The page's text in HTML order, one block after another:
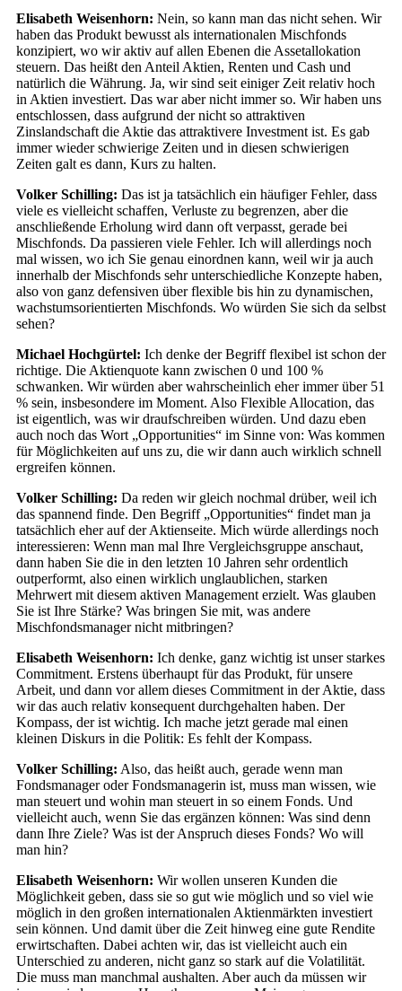
Elisabeth Weisenhorn: Nein, so kann man das nicht sehen. Wir
haben das Produkt bewusst als internationalen Mischfonds
konzipiert, wo wir aktiv auf allen Ebenen die Assetallokation
steuern. Das heißt den Anteil Aktien, Renten und Cash und
natürlich die Währung. Ja, wir sind seit einiger Zeit relativ hoch
in Aktien investiert. Das war aber nicht immer so. Wir haben uns
entschlossen, dass aufgrund der nicht so attraktiven
Zinslandschaft die Aktie das attraktivere Investment ist. Es gab
immer wieder schwierige Zeiten und in diesen schwierigen
Zeiten galt es dann, Kurs zu halten.
Volker Schilling: Das ist ja tatsächlich ein häufiger Fehler, dass
viele es vielleicht schaffen, Verluste zu begrenzen, aber die
anschließende Erholung wird dann oft verpasst, gerade bei
Mischfonds. Da passieren viele Fehler. Ich will allerdings noch
mal wissen, wo ich Sie genau einordnen kann, weil wir ja auch
innerhalb der Mischfonds sehr unterschiedliche Konzepte haben,
also von ganz defensiven über flexible bis hin zu dynamischen,
wachstumsorientierten Mischfonds. Wo würden Sie sich da selbst
sehen?
Michael Hochgürtel: Ich denke der Begriff flexibel ist schon der
richtige. Die Aktienquote kann zwischen 0 und 100 %
schwanken. Wir würden aber wahrscheinlich eher immer über 51
% sein, insbesondere im Moment. Also Flexible Allocation, das
ist eigentlich, was wir draufschreiben würden. Und dazu eben
auch noch das Wort „Opportunities“ im Sinne von: Was kommen
für Möglichkeiten auf uns zu, die wir dann auch wirklich schnell
ergreifen können.
Volker Schilling: Da reden wir gleich nochmal drüber, weil ich
das spannend finde. Den Begriff „Opportunities“ findet man ja
tatsächlich eher auf der Aktienseite. Mich würde allerdings noch
interessieren: Wenn man mal Ihre Vergleichsgruppe anschaut,
dann haben Sie die in den letzten 10 Jahren sehr ordentlich
outperformt, also einen wirklich unglaublichen, starken
Mehrwert mit diesem aktiven Management erzielt. Was glauben
Sie ist Ihre Stärke? Was bringen Sie mit, was andere
Mischfondsmanager nicht mitbringen?
Elisabeth Weisenhorn: Ich denke, ganz wichtig ist unser starkes
Commitment. Erstens überhaupt für das Produkt, für unsere
Arbeit, und dann vor allem dieses Commitment in der Aktie, dass
wir das auch relativ konsequent durchgehalten haben. Der
Kompass, der ist wichtig. Ich mache jetzt gerade mal einen
kleinen Diskurs in die Politik: Es fehlt der Kompass.
Volker Schilling: Also, das heißt auch, gerade wenn man
Fondsmanager oder Fondsmanagerin ist, muss man wissen, wie
man steuert und wohin man steuert in so einem Fonds. Und
vielleicht auch, wenn Sie das ergänzen können: Was sind denn
dann Ihre Ziele? Was ist der Anspruch dieses Fonds? Wo will
man hin?
Elisabeth Weisenhorn: Wir wollen unseren Kunden die
Möglichkeit geben, dass sie so gut wie möglich und so viel wie
möglich in den großen internationalen Aktienmärkten investiert
sein können. Und damit über die Zeit hinweg eine gute Rendite
erwirtschaften. Dabei achten wir, das ist vielleicht auch ein
Unterschied zu anderen, nicht ganz so stark auf die Volatilität.
Die muss man manchmal aushalten. Aber auch da müssen wir